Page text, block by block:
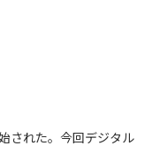
始された。今回デジタル